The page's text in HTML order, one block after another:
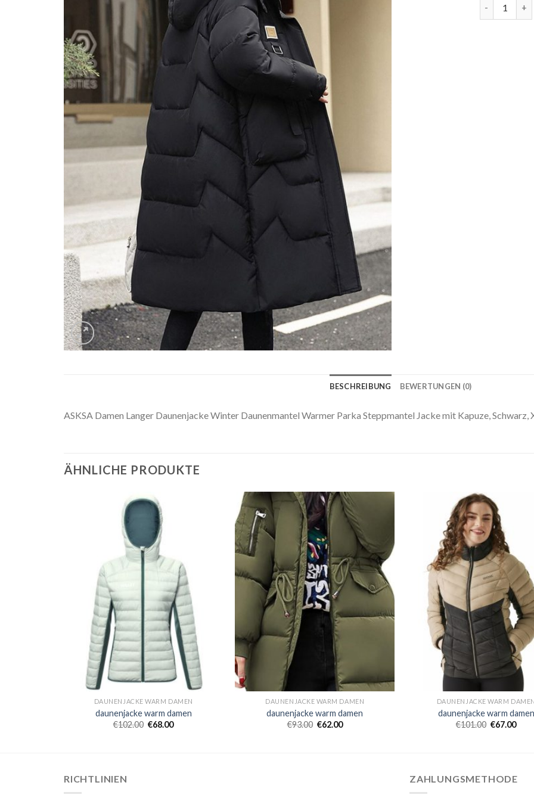
BESCHREIBUNG BEWERTUNGEN (0)
ASKSA Damen Langer Daunenjacke Winter Daunenmantel Warmer Parka Steppmantel Jacke mit Kapuze, Schwarz,
ÄHNLICHE PRODUKTE
DAUNENJACKE WARM DAMEN
daunenjacke warm damen
€102.00 €68.00
DAUNENJACKE WARM DAMEN
daunenjacke warm damen
€93.00 €62.00
DAUNENJACKE WARM
daunenjacke warm damen
€101.00 €67.00
RICHTLINIEN ZAHLUNGSMETHODE